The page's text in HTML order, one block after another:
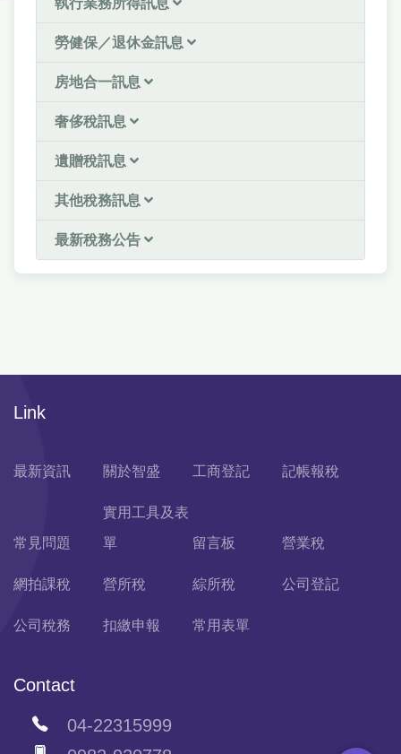
執行業務所得訊息
勞健保／退休金訊息
房地合一訊息
奢侈稅訊息
遺贈稅訊息
其他稅務訊息
最新稅務公告
Link
最新資訊 關於智盛 工商登記 記帳報稅
常見問題
實用工具及表
單
留言板 營業稅
網拍課稅 營所稅 綜所稅 公司登記
公司稅務 扣繳申報 常用表單
Contact
04-22315999